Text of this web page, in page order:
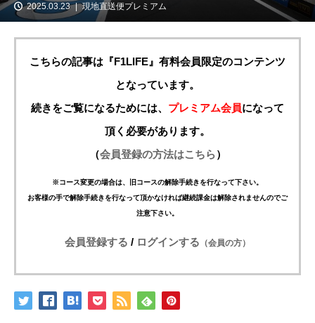
2025.03.23 現地直送便プレミアム
こちらの記事は『F1LIFE』有料会員限定のコンテンツ
となっています。
続きをご覧になるためには、 プレミアム会員になって
頂く必要があります。
（会員登録の方法はこちら）
※コース変更の場合は、旧コースの解除手続きを行なって下さい。
お客様の手で解除手続きを行なって頂かなければ継続課金は解除されませんのでご
注意下さい。
会員登録する / ログインする （会員の方）